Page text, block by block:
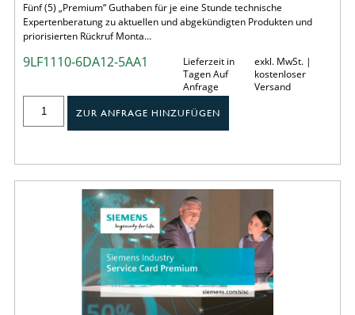
Fünf (5) „Premium“ Guthaben für je eine Stunde technische
Expertenberatung zu aktuellen und abgekündigten Produkten und
priorisierten Rückruf Monta…
9LF1110-6DA12-5AA1
Lieferzeit in
Tagen Auf
Anfrage
exkl. MwSt. |
kostenloser
Versand
ZUR ANFRAGE HINZUFÜGEN